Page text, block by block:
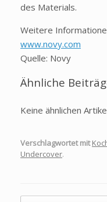
des Materials.
Weitere
www.novy.com
Quelle: Novy
Ähnliche
Keine ähnlichen
Verschlagwortet mit
Undercover.